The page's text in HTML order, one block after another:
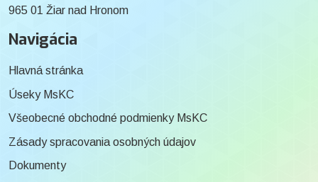
965 01 Žiar nad Hronom
Navigácia
Hlavná stránka
Úseky MsKC
Všeobecné obchodné podmienky MsKC
Zásady spracovania osobných údajov
Dokumenty